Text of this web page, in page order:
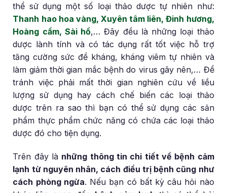
thể sử dụng một số loại thảo dược tự nhiên như:
Thanh hao hoa vàng, Xuyên tâm liên, Đinh hương,
Hoàng cầm, Sài hồ,… Đây đều là những loại thảo
dược lành tính và có tác dụng rất tốt việc hỗ trợ
tăng cường sức đề kháng, kháng viêm tự nhiên và
làm giảm thời gian mắc bệnh do virus gây nên,… Để
tránh việc phải mất thời gian nghiên cứu về liều
lượng sử dụng hay cách chế biến các loại thảo
dược trên ra sao thì bạn có thể sử dụng các sản
phẩm thực phẩm chức năng có chứa các loại thảo
dược đó cho tiện dụng.
Trên đây là những thông tin chi tiết về bệnh cảm
lạnh từ nguyên nhân, cách điều trị bệnh cũng như
cách phòng ngừa. Nếu bạn có bất kỳ câu hỏi nào